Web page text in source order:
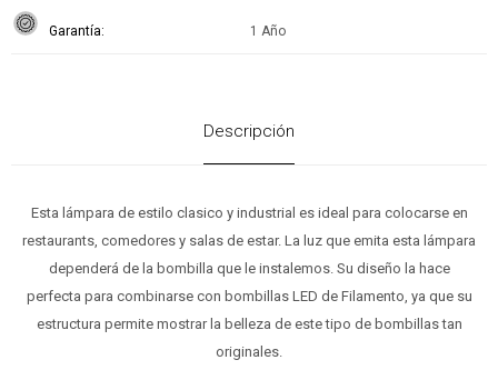
Garantía 1 Año
Descripción
Esta lámpara de estilo clasico y industrial es ideal para colocarse en
restaurants, comedores y salas de estar. La luz que emita esta lámpara
dependerá de la bombilla que le instalemos. Su diseño la hace
perfecta para combinarse con bombillas LED de Filamento, ya que su
estructura permite mostrar la belleza de este tipo de bombillas tan
originales.